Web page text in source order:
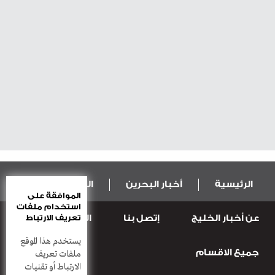
الرئيسية أخبار البحرين المال و الاقتصاد
عربية ودولية الرياضة
قضـايــا وحـــوادث أعمدة
عن أخبار الخليج إتصل بنا المطبعة
جميع الاقسام
الموافقة على
استخدام ملفات
تعريف الارتباط
يستخدم هذا الموقع
ملفات تعريف
الارتباط أو تقنيات